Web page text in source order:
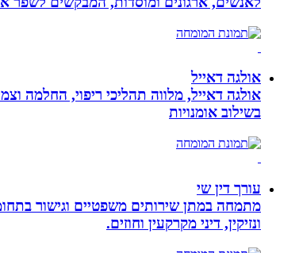
אולגה דאייל
אולגה דאייל, מלווה תהליכי ריפוי, החלמה
בשילוב אומנויות‏
עורך דין שי
מתמחה במתן שירותים משפטיים וגישור
ונזיקין, דיני מקרקעין וחוזים.